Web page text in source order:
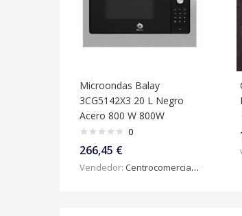
Microondas Balay
3CG5142X3 20 L Negro
Acero 800 W 800W
0
266,45 €
Vendedor: Centrocomercialdigital